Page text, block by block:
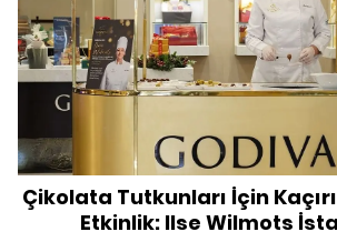
Çikolata Tutkunları İçin
Etkinlik: Ilse Wilmots